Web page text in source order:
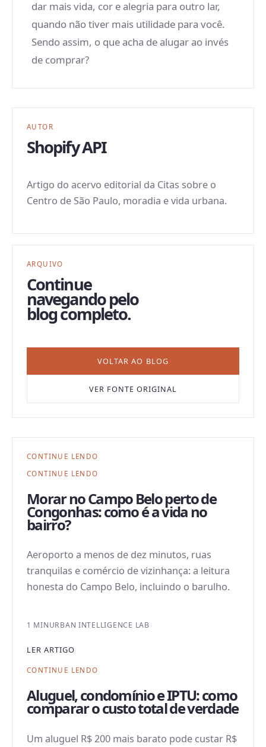
dar mais vida, cor e alegria para outro lar,
quando não tiver mais utilidade para você.
Sendo assim, o que acha de alugar ao invés
de comprar?
AUTOR
Shopify API
Artigo do acervo editorial da Citas sobre o
Centro de São Paulo, moradia e vida urbana.
ARQUIVO
Continue
navegando pelo
blog completo.
VOLTAR AO BLOG
VER FONTE ORIGINAL
CONTINUE LENDO
CONTINUE LENDO
Morar no Campo Belo perto de
Congonhas: como é a vida no
bairro?
Aeroporto a menos de dez minutos, ruas
tranquilas e comércio de vizinhança: a leitura
honesta do Campo Belo, incluindo o barulho.
1 MINURBAN INTELLIGENCE LAB
LER ARTIGO
CONTINUE LENDO
Aluguel, condomínio e IPTU: como
comparar o custo total de verdade
Um aluguel R$ 200 mais barato pode custar R$